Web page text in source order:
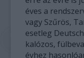
éves a
vagy Szűrös,
esetleg
kalózos,
évhez